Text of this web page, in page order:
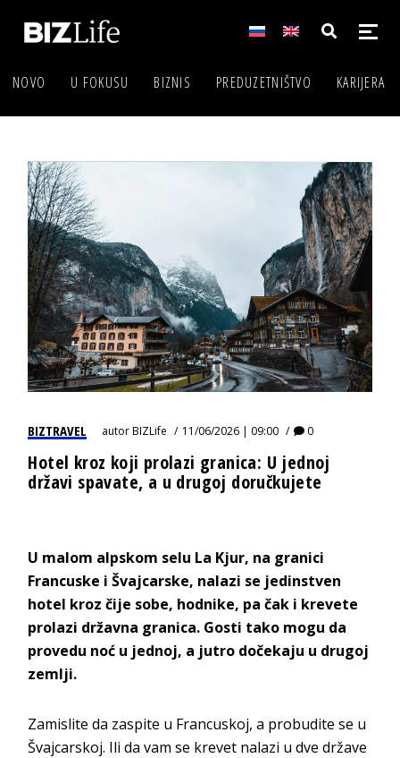
NOVO U FOKUSU BIZNIS PREDUZETNIŠTVO KARIJERA
BIZTRAVEL autorBIZLife 11/06/2026 | 09:00 0
Hotel kroz koji prolazi granica: U jednoj
državi spavate, a u drugoj doručkujete
U malom alpskom selu La Kjur, na granici
Francuske iŠvajcarske, nalazi se jedinstven
hotel kroz čije sobe, hodnike, pa čak i krevete
prolazi državna granica. Gosti tako mogu da
provedu noć u jednoj, a jutro dočekaju u drugoj
zemlji.
Zamislite da zaspite u Francuskoj, a probudite se u
Švajcarskoj. Ili da vam se krevet nalazi u dve države